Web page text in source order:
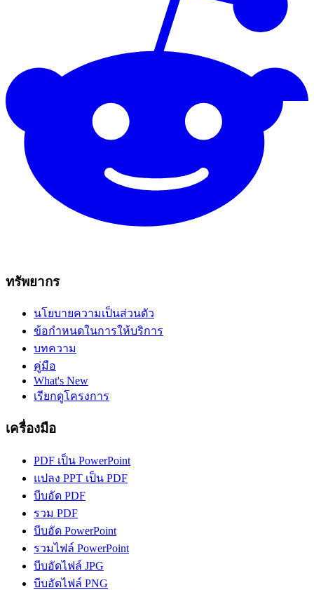
ทรัพยากร
นโยบายความเป็นส่วนตัว
ข้อกำหนดในการให้บริการ
บทความ
คู่มือ
What's New
เรียกดูโครงการ
เครื่องมือ
PDF เป็น PowerPoint
แปลง PPT เป็น PDF
บีบอัด PDF
รวม PDF
บีบอัด PowerPoint
รวมไฟล์ PowerPoint
บีบอัดไฟล์ JPG
บีบอัดไฟล์ PNG